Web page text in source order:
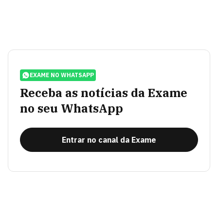
EXAME NO WHATSAPP
Receba as notícias da Exame
no seu WhatsApp
Entrar no canal da Exame